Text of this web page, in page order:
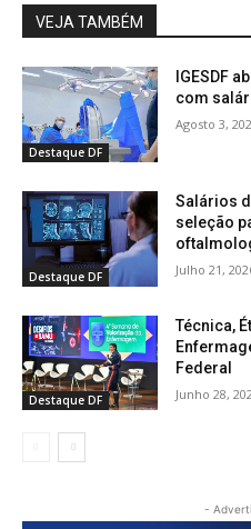
VEJA TAMBÉM
Destaque DF
IGESDF
com
Agosto 3,
Destaque DF
Salários
seleção
Julho 21,
Destaque DF
Técnica,
Federal
Junho 28,
-